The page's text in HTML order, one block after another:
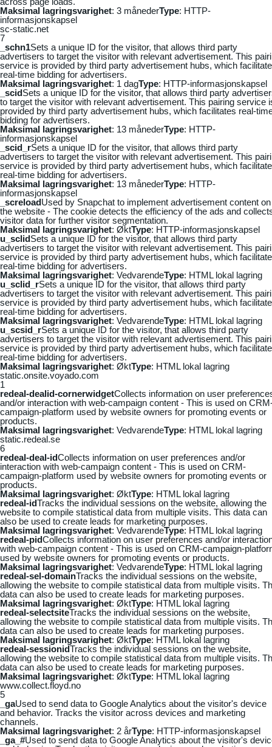
Maksimal lagringsvarighet: 3 månederType: HTTP-
informasjonskapsel
sc-static.net
7
_schn1Sets a unique ID for the visitor, that allows third party
advertisers to target the visitor with relevant advertisement. This
service is provided by third party advertisement hubs, which
real-time bidding for advertisers.
Maksimal lagringsvarighet: 1 dagType: HTTP-informasjonskapsel
_scidSets a unique ID for the visitor, that allows third party
to target the visitor with relevant advertisement. This pairing service
provided by third party advertisement hubs, which facilitates real-
bidding for advertisers.
Maksimal lagringsvarighet: 13 månederType: HTTP-
informasjonskapsel
_scid_rSets a unique ID for the visitor, that allows third party
advertisers to target the visitor with relevant advertisement. This
service is provided by third party advertisement hubs, which
real-time bidding for advertisers.
Maksimal lagringsvarighet: 13 månederType: HTTP-
informasjonskapsel
_screloadUsed by Snapchat to implement advertisement content on
the website - The cookie detects the efficiency of the ads and
visitor data for further visitor segmentation.
Maksimal lagringsvarighet: ØktType: HTTP-informasjonskapsel
u_sclidSets a unique ID for the visitor, that allows third party
advertisers to target the visitor with relevant advertisement. This
service is provided by third party advertisement hubs, which
real-time bidding for advertisers.
Maksimal lagringsvarighet: VedvarendeType: HTML lokal lagring
u_sclid_rSets a unique ID for the visitor, that allows third party
advertisers to target the visitor with relevant advertisement. This
service is provided by third party advertisement hubs, which
real-time bidding for advertisers.
Maksimal lagringsvarighet: VedvarendeType: HTML lokal lagring
u_scsid_rSets a unique ID for the visitor, that allows third party
advertisers to target the visitor with relevant advertisement. This
service is provided by third party advertisement hubs, which
real-time bidding for advertisers.
Maksimal lagringsvarighet: ØktType: HTML lokal lagring
static.onsite.voyado.com
1
redeal-dealid-cornerwidgetCollects information on user
and/or interaction with web-campaign content - This is used on
campaign-platform used by website owners for promoting events or
products.
Maksimal lagringsvarighet: VedvarendeType: HTML lokal lagring
static.redeal.se
6
redeal-deal-idCollects information on user preferences and/or
interaction with web-campaign content - This is used on CRM-
campaign-platform used by website owners for promoting events or
products.
Maksimal lagringsvarighet: ØktType: HTML lokal lagring
redeal-idTracks the individual sessions on the website, allowing the
website to compile statistical data from multiple visits. This data can
also be used to create leads for marketing purposes.
Maksimal lagringsvarighet: VedvarendeType: HTML lokal lagring
redeal-pidCollects information on user preferences and/or
with web-campaign content - This is used on CRM-campaign-
used by website owners for promoting events or products.
Maksimal lagringsvarighet: VedvarendeType: HTML lokal lagring
redeal-sel-domainTracks the individual sessions on the website,
allowing the website to compile statistical data from multiple visits.
data can also be used to create leads for marketing purposes.
Maksimal lagringsvarighet: ØktType: HTML lokal lagring
redeal-selectsiteTracks the individual sessions on the website,
allowing the website to compile statistical data from multiple visits.
data can also be used to create leads for marketing purposes.
Maksimal lagringsvarighet: ØktType: HTML lokal lagring
redeal-sessionidTracks the individual sessions on the website,
allowing the website to compile statistical data from multiple visits.
data can also be used to create leads for marketing purposes.
Maksimal lagringsvarighet: ØktType: HTML lokal lagring
www.collect.floyd.no
5
_gaUsed to send data to Google Analytics about the visitor's device
and behavior. Tracks the visitor across devices and marketing
channels.
Maksimal lagringsvarighet: 2 årType: HTTP-informasjonskapsel
_ga_#Used to send data to Google Analytics about the visitor's